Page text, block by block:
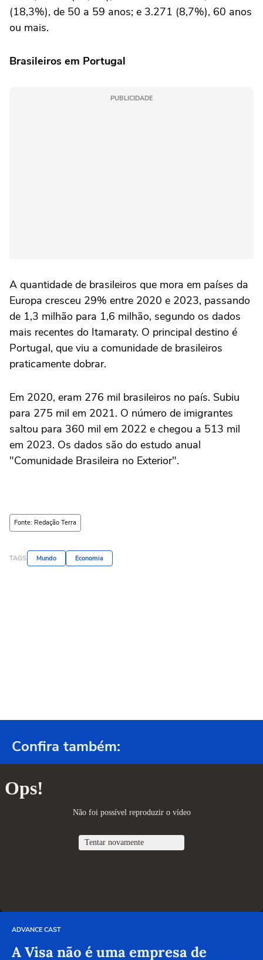
(18,3%), de 50 a 59 anos; e 3.271 (8,7%), 60 anos
ou mais.
Brasileiros em Portugal
PUBLICIDADE
A quantidade de brasileiros que mora em países da
Europa cresceu 29% entre 2020 e 2023, passando
de 1,3 milhão para 1,6 milhão, segundo os dados
mais recentes do Itamaraty. O principal destino é
Portugal, que viu a comunidade de brasileiros
praticamente dobrar.
Em 2020, eram 276 mil brasileiros no país. Subiu
para 275 mil em 2021. O número de imigrantes
saltou para 360 mil em 2022 e chegou a 513 mil
em 2023. Os dados são do estudo anual
"Comunidade Brasileira no Exterior".
Fonte: Redação Terra
TAGS Mundo Economia
Confira também:
ADVANCE CAST
A Visa não é uma empresa de